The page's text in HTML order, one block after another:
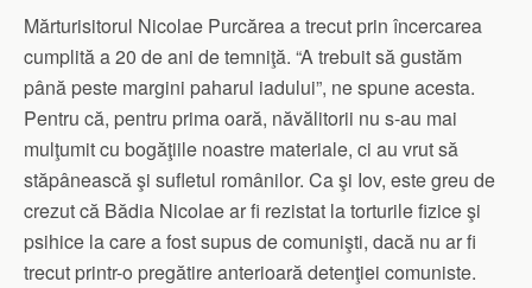
Mărturisitorul Nicolae Purcărea a trecut prin încercarea
cumplită a 20 de ani de temniţă. “A trebuit să gustăm
până peste margini paharul iadului”, ne spune acesta.
Pentru că, pentru prima oară, năvălitorii nu s-au mai
mulţumit cu bogăţiile noastre materiale, ci au vrut să
stăpânească şi sufletul românilor. Ca şi Iov, este greu de
crezut că Bădia Nicolae ar fi rezistat la torturile fizice şi
psihice la care a fost supus de comunişti, dacă nu ar fi
trecut printr-o pregătire anterioară detenţiei comuniste.